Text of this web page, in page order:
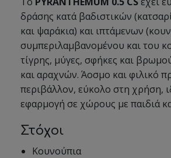
δράσης κατά βαδιστικών
και ψαράκια) και ιπτάμενων
συμπεριλαμβανομένου και του
τίγρης, μύγες, σφήκες και
και αραχνών. Άοσμο και φιλικό
περιβάλλον, εύκολο στη χρήση,
εφαρμογή σε χώρους με παιδιά
Στόχοι
Κουνούπια